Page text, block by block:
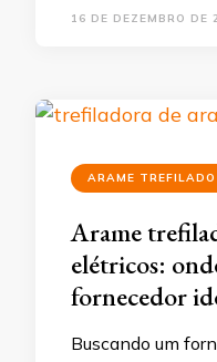
16 DE DEZEMBRO DE
ARAME
Arame
elétricos:
fornecedor
Buscando um